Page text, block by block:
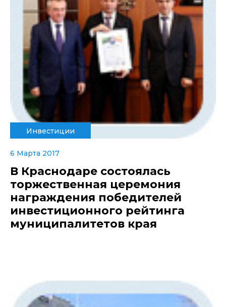
Инвестиции
6 Марта 2017
В Краснодаре состоялась
торжественная церемония
награждения победителей
инвестиционного рейтинга
муниципалитетов края